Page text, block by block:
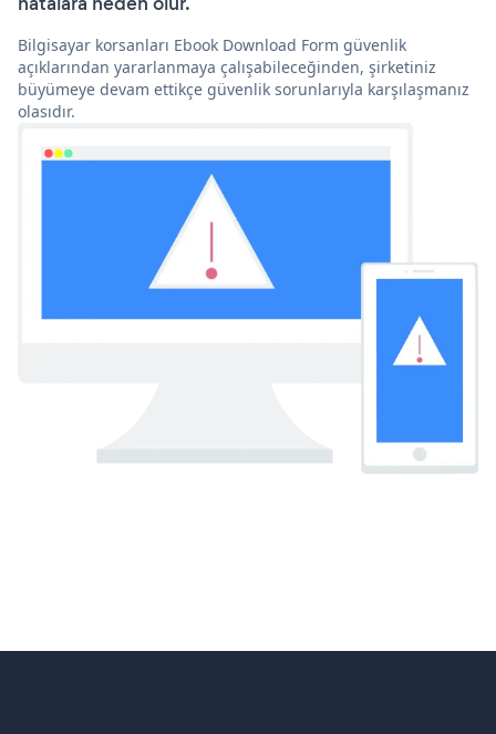
Bilgisayar korsanları Ebook Download Form güvenlik
açıklarından yararlanmaya çalışabileceğinden, şirketiniz
büyümeye devam ettikçe güvenlik sorunlarıyla karşılaşmanız
olasıdır.